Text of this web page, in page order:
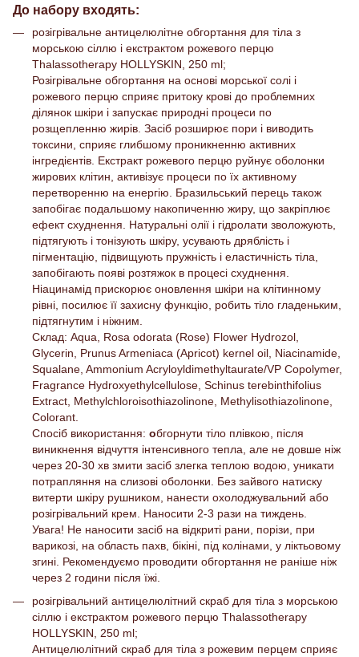
До набору входять:
розігрівальне антицелюлітне обгортання для тіла з
морською сіллю і екстрактом рожевого перцю
Thalassotherapy HOLLYSKIN, 250 ml;
Розігрівальне обгортання на основі морської солі і
рожевого перцю сприяє притоку крові до проблемних
ділянок шкіри і запускає природні процеси по
розщепленню жирів. Засіб розширює пори і виводить
токсини, сприяє глибшому проникненню активних
інгредієнтів. Екстракт рожевого перцю руйнує оболонки
жирових клітин, активізує процеси по їх активному
перетворенню на енергію. Бразильський перець також
запобігає подальшому накопиченню жиру, що закріплює
ефект схуднення. Натуральні олії і гідролати зволожують,
підтягують і тонізують шкіру, усувають дряблість і
пігментацію, підвищують пружність і еластичність тіла,
запобігають появі розтяжок в процесі схуднення.
Ніацинамід прискорює оновлення шкіри на клітинному
рівні, посилює її захисну функцію, робить тіло гладеньким,
підтягнутим і ніжним.
Склад: Aqua, Rosa odorata (Rose) Flower Hydrozol,
Glycerin, Prunus Armeniaca (Apricot) kernel oil, Niacinamide,
Squalane, Ammonium Acryloyldimethyltaurate/VP Copolymer,
Fragrance Hydroxyethylcellulose, Schinus terebinthifolius
Extract, Methylchloroisothiazolinone, Methylisothiazolinone,
Сolorant.
Спосіб використання: обгорнути тіло плівкою, після
виникнення відчуття інтенсивного тепла, але не довше ніж
через 20-30 хв змити засіб злегка теплою водою, уникати
потрапляння на слизові оболонки. Без зайвого натиску
витерти шкіру рушником, нанести охолоджувальний або
розігрівальний крем. Наносити 2-3 рази на тиждень.
Увага! Не наносити засіб на відкриті рани, порізи, при
варикозі, на область пахв, бікіні, під колінами, у ліктьовому
згині. Рекомендуємо проводити обгортання не раніше ніж
через 2 години після їжі.
розігрівальний антицелюлітний скраб для тіла з морською
сіллю і екстрактом рожевого перцю Thalassotherapy
HOLLYSKIN, 250 ml;
Антицелюлітний скраб для тіла з рожевим перцем сприяє